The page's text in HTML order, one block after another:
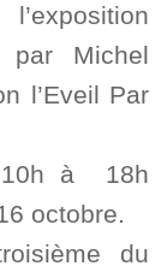
l’exposition
par Michel
l’Eveil Par
10h à 18h
octobre.
du